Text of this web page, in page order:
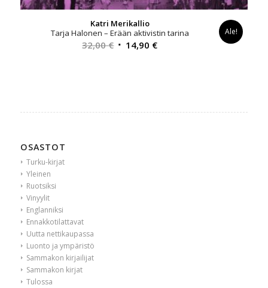
Katri Merikallio
Tarja Halonen – Erään aktivistin tarina
32,00€ Alkuperäinen
14,90 €Nykyinen
Ale!
OSASTOT
Turku-kirjat
Yleinen
Ruotsiksi
Vinyylit
Englanniksi
Ennakkotilattavat
Uutta nettikaupassa
Luonto ja ympäristö
Sammakon kirjailijat
Sammakon kirjat
Tulossa